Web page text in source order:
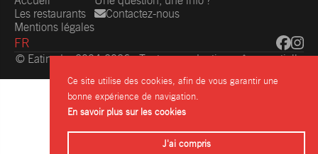
Les restaurants
Mentions légales
Contactez-nous
FR
© Eating.be 2004-2026 - Toute reproduction même partielle
Ce site utilise des cookies, afin de vous garantir une
bonne expérience de navigation.
En savoir plus sur les cookies
J'ai compris